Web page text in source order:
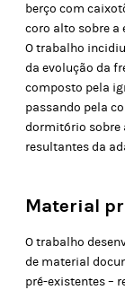
berço com
coro alto sobre a
O trabalho
da evolução da
composto pela
passando pela
dormitório sobre
resultantes da
Material
O trabalho
de material
pré-existentes –